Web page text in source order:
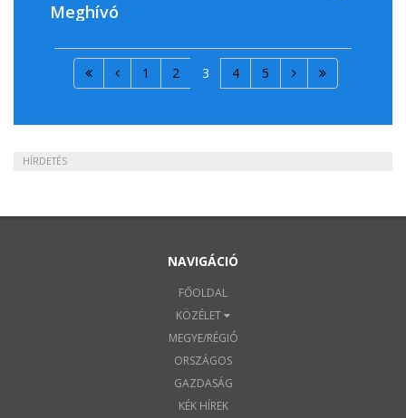
Meghívó
1 2 3 4 5
HÍRDETÉS
NAVIGÁCIÓ
FŐOLDAL
KÖZÉLET
MEGYE/RÉGIÓ
ORSZÁGOS
GAZDASÁG
KÉK HÍREK